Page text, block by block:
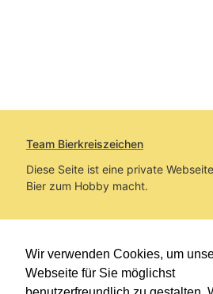
Wir verwenden Cookies, um
Webseite für Sie möglichst
Team Bierkreiszeichen
Diese Seite ist eine private
Bier zum Hobby macht.
Sie befinden sich auf https://
im Pfad:Bierkreiszeichen/